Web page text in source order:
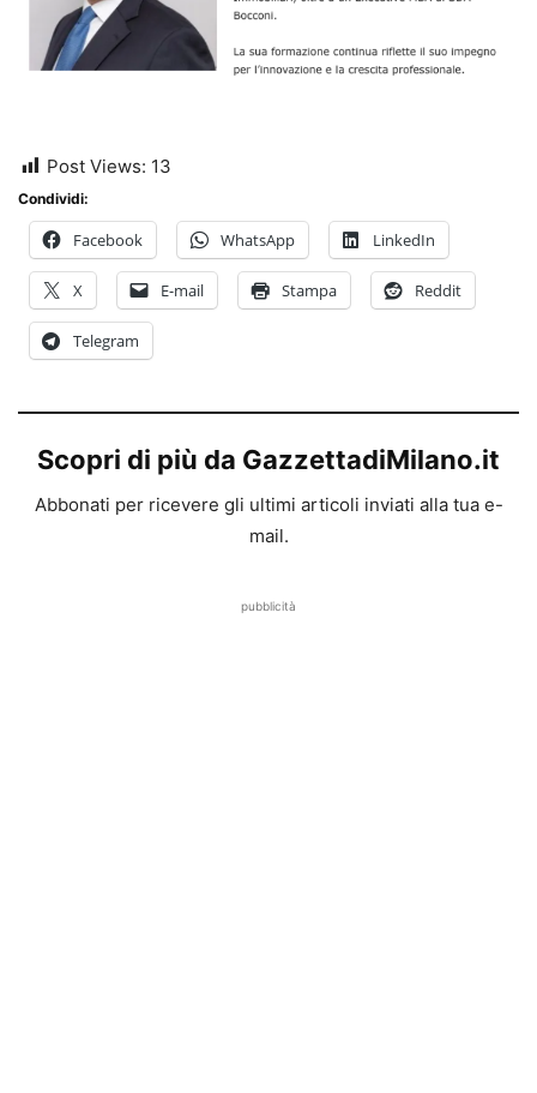
Post Views: 13
Condividi:
Facebook WhatsApp LinkedIn
X E-mail Stampa Reddit
Telegram
Scopri di più da GazzettadiMilano.it
Abbonati per ricevere gli ultimi articoli inviati alla tua e-
mail.
pubblicità